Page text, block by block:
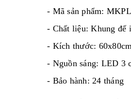
- Mã sản phẩm:
- Chất liệu: Khung đế
- Kích thước:
- Nguồn sáng: LED 3
- Bảo hành: 24 tháng